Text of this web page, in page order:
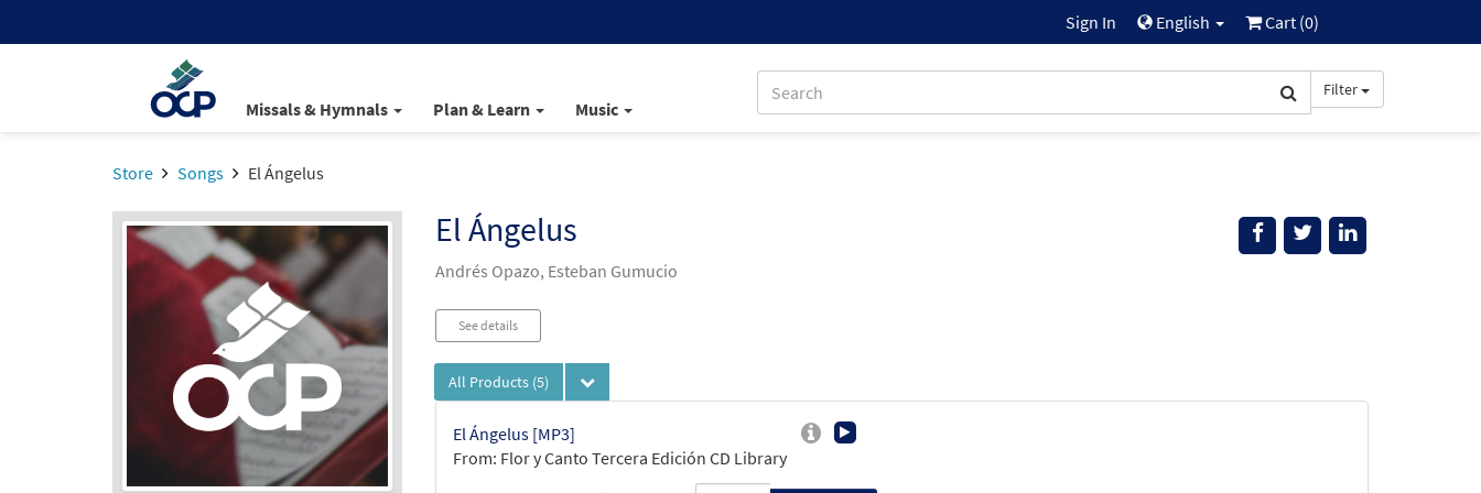
Sign In English Cart (0)
Missals & Hymnals Plan & Learn Music
Filter
Store Songs El Ángelus
El Ángelus
Andrés Opazo, Esteban Gumucio
See details
All Products (5)
El Ángelus [MP3]
From: Flor y Canto Tercera Edición CD Library